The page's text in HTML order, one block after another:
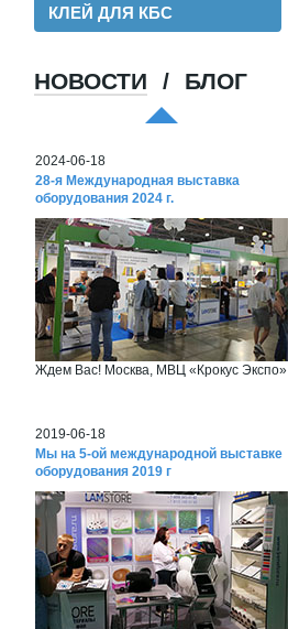
КЛЕЙ ДЛЯ КБС
НОВОСТИ / БЛОГ
Хорошая пленка для ламинации, для
хороших клиентов!
2024-06-18
28-я Международная выставка
оборудования 2024 г.
Ждем Вас! Москва, МВЦ «Крокус Экспо»
2019-06-18
Мы на 5-ой международной выставке
оборудования 2019 г